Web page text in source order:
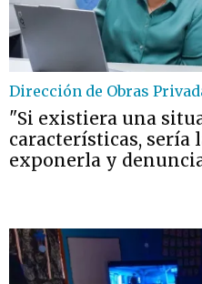
Dirección de Obras
"Si existiera una
características, sería
exponerla y